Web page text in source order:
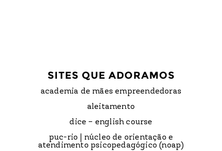
SITES QUE ADORAMOS
academia de mães empreendedoras
aleitamento
dice – english course
puc-rio | núcleo de orientação e
atendimento psicopedagógico (noap)